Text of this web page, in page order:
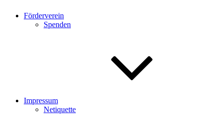
Förderverein
Spenden
Impressum
Netiquette